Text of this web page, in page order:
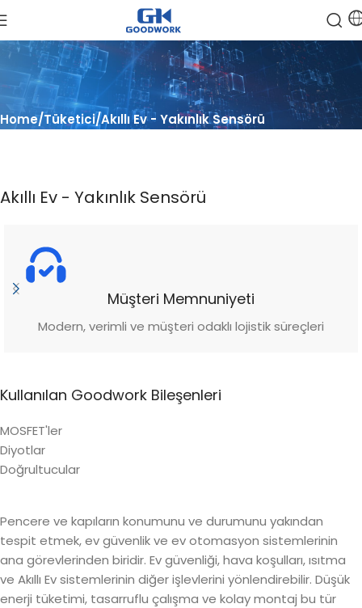
Home Tüketici Akıllı Ev - Yakınlık Sensörü
Akıllı Ev - Yakınlık Sensörü
Müşteri Memnuniyeti
Modern, verimli ve müşteri odaklı lojistik süreçleri
Kullanılan Goodwork Bileşenleri
MOSFET'ler
Diyotlar
Doğrultucular
Pencere ve kapıların konumunu ve durumunu yakından
tespit etmek, ev güvenlik ve ev otomasyon sistemlerinin
ana görevlerinden biridir. Ev güvenliği, hava koşulları, ısıtma
ve Akıllı Ev sistemlerinin diğer işlevlerini yönlendirebilir. Düşük
enerji tüketimi, tasarruflu çalışma ve kolay montaj bu tür